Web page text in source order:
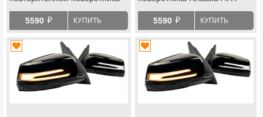
Нива Тревел
5590 й КУПИТЬ
Тревел
5590 й КУПИТЬ